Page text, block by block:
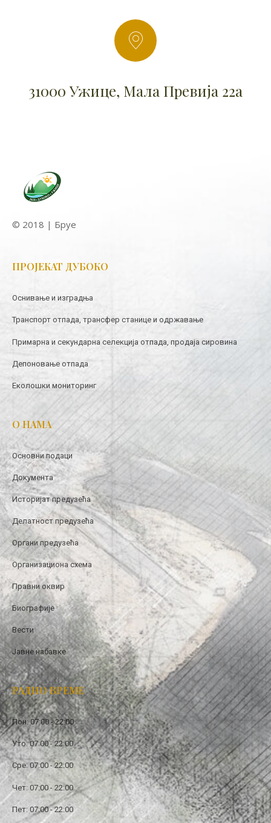
31000 Ужице, Мала Превија 22а
© 2018 | Бруе
ПРОЈЕКАТ ДУБОКО
Оснивање и изградња
Транспорт отпада, трансфер станице и одржавање
Примарна и секундарна селекција отпада, продаја сировина
Депоновање отпада
Еколошки мониторинг
О НАМА
Основни подаци
Документа
Историјат предузећа
Делатност предузећа
Органи предузећа
Организациона схема
Правни оквир
Биографије
Вести
Јавне набавке
РАДНО ВРЕМЕ
Пон: 07:00 - 22:00
Уто: 07:00 - 22:00
Сре: 07:00 - 22:00
Чет: 07:00 - 22:00
Пет: 07:00 - 22:00